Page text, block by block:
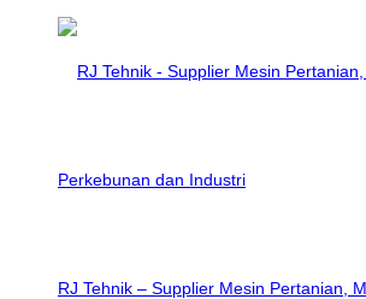
RJ Tehnik – Supplier Mesin Pertanian,